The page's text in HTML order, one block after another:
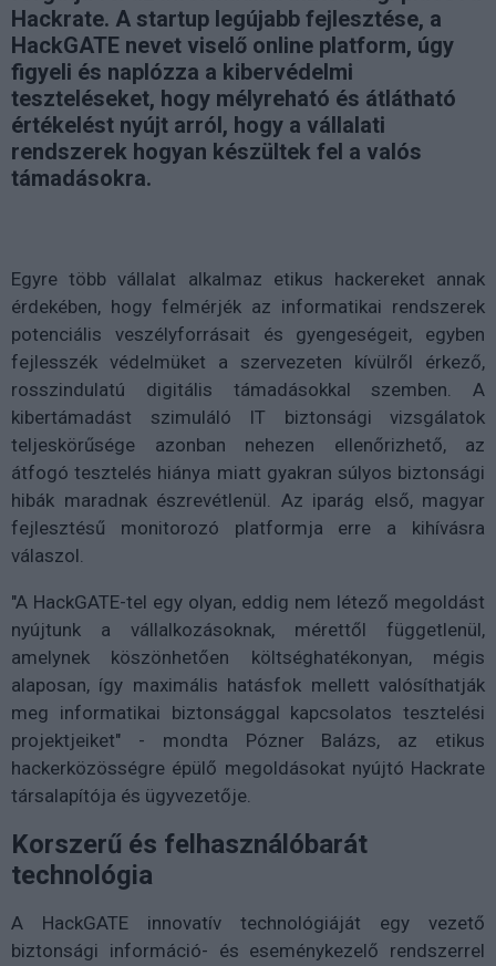
Hackrate. A startup legújabb fejlesztése, a
HackGATE nevet viselő online platform, úgy
figyeli és naplózza a kibervédelmi
teszteléseket, hogy mélyreható és átlátható
értékelést nyújt arról, hogy a vállalati
rendszerek hogyan készültek fel a valós
támadásokra.
Egyre több vállalat alkalmaz etikus hackereket annak
érdekében, hogy felmérjék az informatikai rendszerek
potenciális veszélyforrásait és gyengeségeit, egyben
fejlesszék védelmüket a szervezeten kívülről érkező,
rosszindulatú digitális támadásokkal szemben. A
kibertámadást szimuláló IT biztonsági vizsgálatok
teljeskörűsége azonban nehezen ellenőrizhető, az
átfogó tesztelés hiánya miatt gyakran súlyos biztonsági
hibák maradnak észrevétlenül. Az iparág első, magyar
fejlesztésű monitorozó platformja erre a kihívásra
válaszol.
"A HackGATE-tel egy olyan, eddig nem létező megoldást
nyújtunk a vállalkozásoknak, mérettől függetlenül,
amelynek köszönhetően költséghatékonyan, mégis
alaposan, így maximális hatásfok mellett valósíthatják
meg informatikai biztonsággal kapcsolatos tesztelési
projektjeiket" - mondta Pózner Balázs, az etikus
hackerközösségre épülő megoldásokat nyújtó Hackrate
társalapítója és ügyvezetője.
Korszerű és felhasználóbarát
technológia
A HackGATE innovatív technológiáját egy vezető
biztonsági információ- és eseménykezelő rendszerrel